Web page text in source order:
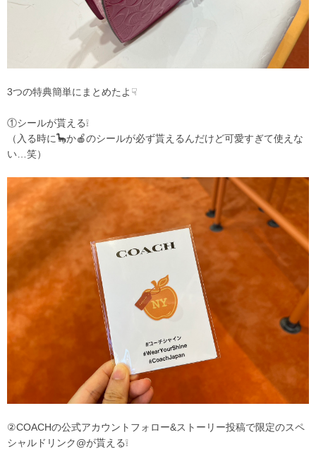
3つの特典簡単にまとめたよ☟
①シールが貰える❕
（入る時に🦕か🍎のシールが必ず貰えるんだけど可愛すぎて使えな
い…笑）
②COACHの公式アカウントフォロー&ストーリー投稿で限定のスペ
シャルドリンク@が貰える❕